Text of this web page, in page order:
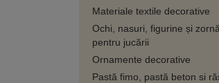
Materiale textile decorative
Ochi, nasuri, figurine și
pentru jucării
Ornamente decorative
Pastă fimo, pastă beton si